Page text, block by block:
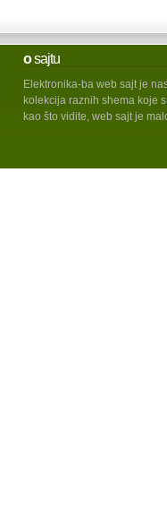
osajtu
Elektronika-ba web sajt je
kolekcija raznih shema koje
kao što vidite, web sajt je